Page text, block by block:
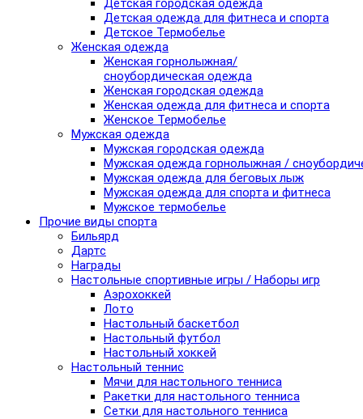
Детская городская одежда
Детская одежда для фитнеса и спорта
Детское Термобелье
Женская одежда
Женская горнолыжная/
сноубордическая одежда
Женская городская одежда
Женская одежда для фитнеса и спорта
Женское Термобелье
Мужская одежда
Мужская городская одежда
Мужская одежда горнолыжная /
Мужская одежда для беговых лыж
Мужская одежда для спорта и фитнеса
Мужское термобелье
Прочие виды спорта
Бильярд
Дартс
Награды
Настольные спортивные игры / Наборы игр
Аэрохоккей
Лото
Настольный баскетбол
Настольный футбол
Настольный хоккей
Настольный теннис
Мячи для настольного тенниса
Ракетки для настольного тенниса
Сетки для настольного тенниса